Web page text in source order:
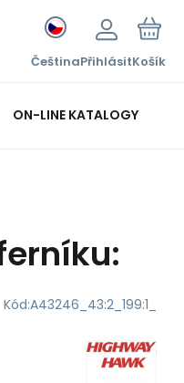
ČeštinaPřihlásitKošík
ON-LINE KATALOGY
Kód:A43246_43:2_199:1_